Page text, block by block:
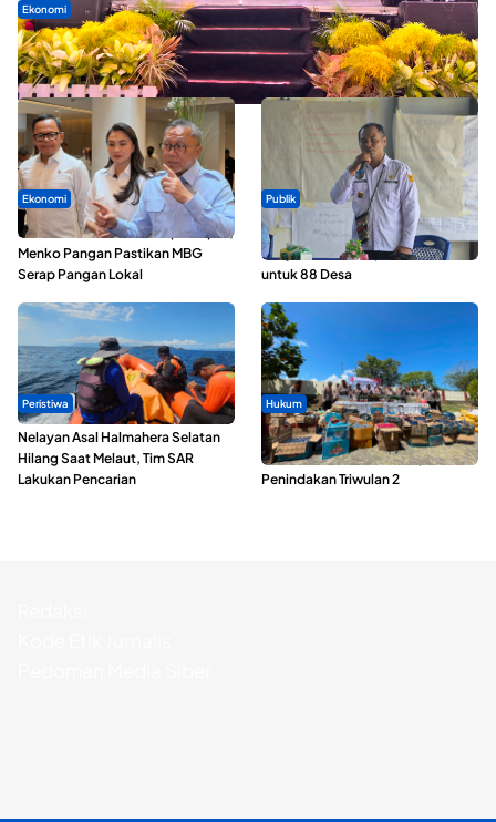
Ekonomi
Seminar di Ternate, Mendes Perkuat Sinergi Percepatan
Kopdes Merah Putih
Ekonomi
SPPG di Maluku Utara Dipercepat,
Menko Pangan Pastikan MBG
Serap Pangan Lokal
Publik
ABDESI Morotai Apresiasi
Penyaluran ADD Rp3,13 Miliar
untuk 88 Desa
Peristiwa
Nelayan Asal Halmahera Selatan
Hilang Saat Melaut, Tim SAR
Lakukan Pencarian
Hukum
Polda Maluku Utara Musnahkan
Ribuan Liter Miras Hasil Operasi
Penindakan Triwulan 2